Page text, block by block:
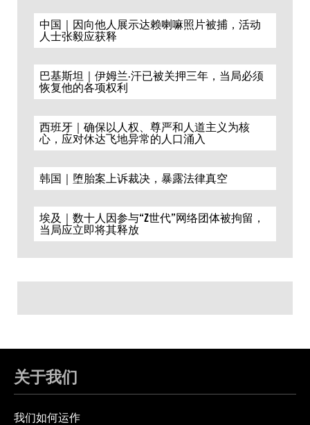
中国｜因向他人展示达赖喇嘛照片被捕，活动
人士张毅应获释
巴基斯坦｜伊姆兰·汗已被关押三年，当局必须
恢复他的各项权利
西班牙｜确保以人权、尊严和人道主义为核
心，应对休达飞地异常的人口涌入
韩国｜堕胎案上诉裁决，暴露法律真空
埃及｜数十人因参与“Z世代”网络团体被拘留，
当局应立即将其释放
关于我们
我们如何运作